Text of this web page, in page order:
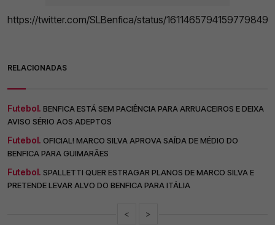
https://twitter.com/SLBenfica/status/1611465794159779849
RELACIONADAS
Futebol. BENFICA ESTÁ SEM PACIÊNCIA PARA ARRUACEIROS E DEIXA
AVISO SÉRIO AOS ADEPTOS
Futebol. OFICIAL! MARCO SILVA APROVA SAÍDA DE MÉDIO DO
BENFICA PARA GUIMARÃES
Futebol. SPALLETTI QUER ESTRAGAR PLANOS DE MARCO SILVA E
PRETENDE LEVAR ALVO DO BENFICA PARA ITÁLIA
< >